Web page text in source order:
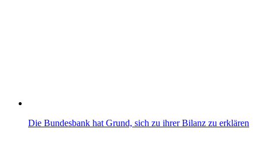
Die Bundesbank hat Grund, sich zu ihrer Bilanz zu erklären